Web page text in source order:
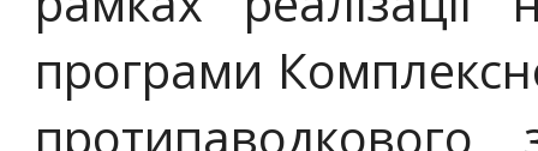
програми